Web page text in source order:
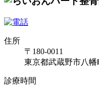
住所
〒180-0011
東京都武蔵野市八幡
診療時間